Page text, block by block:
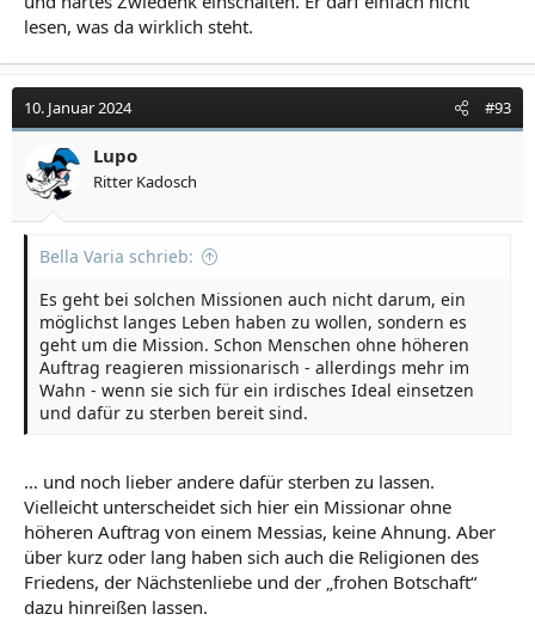
lesen, was da wirklich steht.
10. Januar 2024 #93
Lupo
Ritter Kadosch
Bella Varia schrieb:
Es geht bei solchen Missionen auch nicht darum, ein
möglichst langes Leben haben zu wollen, sondern es
geht um die Mission. Schon Menschen ohne höheren
Auftrag reagieren missionarisch - allerdings mehr im
Wahn - wenn sie sich für ein irdisches Ideal einsetzen
und dafür zu sterben bereit sind.
… und noch lieber andere dafür sterben zu lassen.
Vielleicht unterscheidet sich hier ein Missionar ohne
höheren Auftrag von einem Messias, keine Ahnung. Aber
über kurz oder lang haben sich auch die Religionen des
Friedens, der Nächstenliebe und der „frohen Botschaft“
dazu hinreißen lassen.